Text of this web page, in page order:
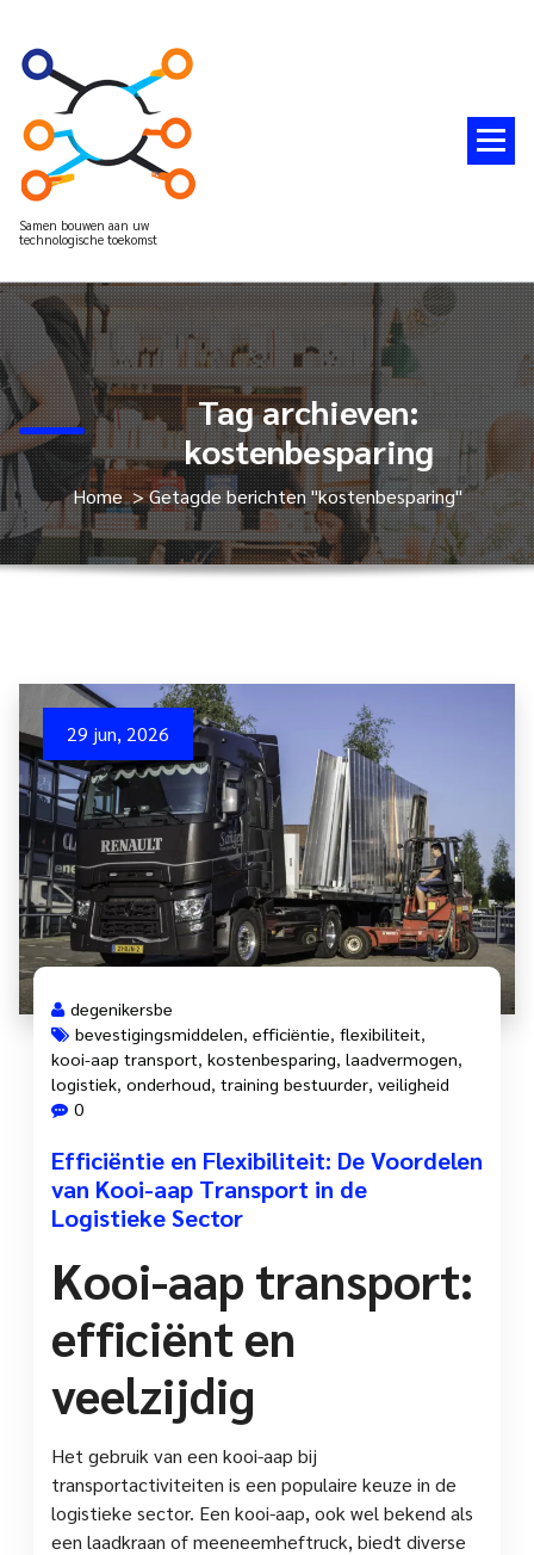
Samen bouwen aan uw
technologische toekomst
Tag archieven:
kostenbesparing
Home>Getagde berichten "kostenbesparing"
29 jun, 2026
degenikersbe
bevestigingsmiddelen, efficiëntie, flexibiliteit,
kooi-aap transport, kostenbesparing, laadvermogen,
logistiek, onderhoud, training bestuurder, veiligheid
0
Efficiëntie en Flexibiliteit: De Voordelen
van Kooi-aap Transport in de
Logistieke Sector
Kooi-aap transport:
efficiënt en
veelzijdig
Het gebruik van een kooi-aap bij
transportactiviteiten is een populaire keuze in de
logistieke sector. Een kooi-aap, ook wel bekend als
een laadkraan of meeneemheftruck, biedt diverse